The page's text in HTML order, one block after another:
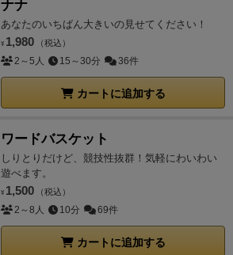
ナナ
あなたのいちばん大きいの見せてください！
¥ 1,980 （税込）
2～5人 15～30分 36件
カートに追加する
ワードバスケット
しりとりだけど、競技性抜群！気軽にわいわい
遊べます。
¥ 1,500 （税込）
2～8人 10分 69件
カートに追加する